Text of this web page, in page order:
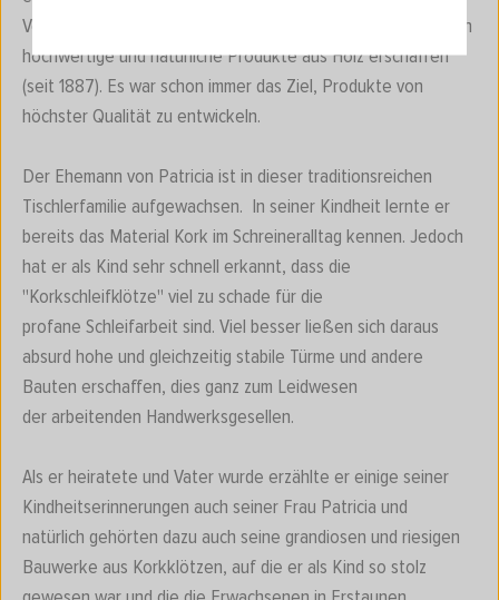
Verantwortung hat die Familie Kuch seit vielen Generationen
hochwertige und natürliche Produkte aus Holz erschaffen
(seit 1887). Es war schon immer das Ziel, Produkte von
höchster Qualität zu entwickeln.
Der Ehemann von Patricia ist in dieser traditionsreichen
Tischlerfamilie aufgewachsen. In seiner Kindheit lernte er
bereits das Material Kork im Schreineralltag kennen. Jedoch
hat er als Kind sehr schnell erkannt, dass die
"Korkschleifklötze" viel zu schade für die
profane Schleifarbeit sind. Viel besser ließen sich daraus
absurd hohe und gleichzeitig stabile Türme und andere
Bauten erschaffen, dies ganz zum Leidwesen
der arbeitenden Handwerksgesellen.
Als er heiratete und Vater wurde erzählte er einige seiner
Kindheitserinnerungen auch seiner Frau Patricia und
natürlich gehörten dazu auch seine grandiosen und riesigen
Bauwerke aus Korkklötzen, auf die er als Kind so stolz